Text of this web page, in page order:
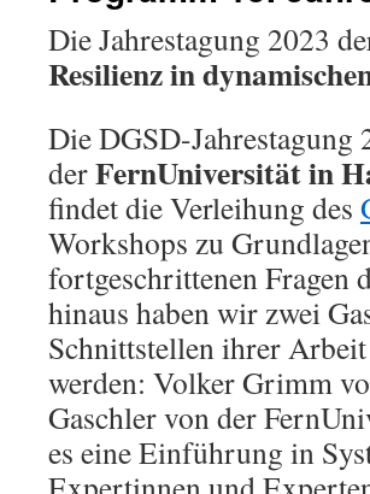
Die Jahrestagung 2023
Resilienz in
Die DGSD-
derFernUniversität in
findet die Verleihung des
Workshops zu
fortgeschrittenen Fragen
hinaus haben wir zwei
Schnittstellen ihrer
werden: Volker Grimm
Gaschler von der
es eine Einführung in